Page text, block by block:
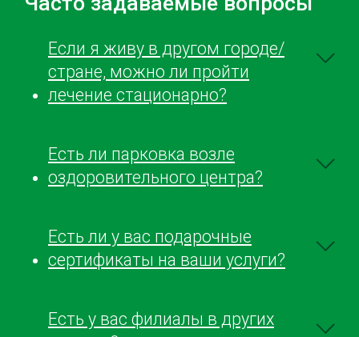
Советую.
Если я живу в другом городе/
стране, можно ли пройти
лечение стационарно?
Есть ли парковка возле
оздоровительного центра?
Есть ли у вас подарочные
сертификаты на ваши услуги?
Есть у вас филиалы в других